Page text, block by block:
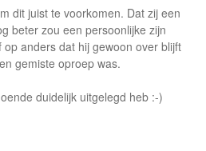
dit juist te voorkomen. Dat zij een
beter zou een persoonlijke zijn
anders dat hij gewoon over blijft
gemiste oproep was.
duidelijk uitgelegd heb :-)